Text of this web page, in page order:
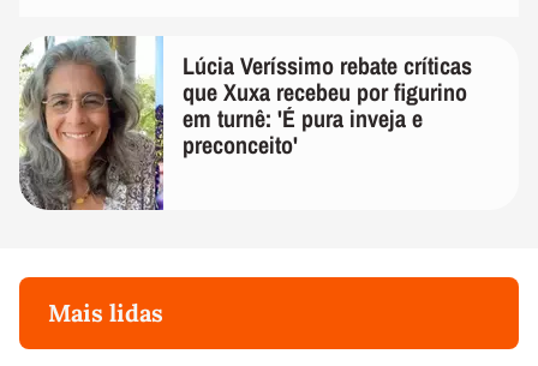
Lúcia Veríssimo rebate críticas
que Xuxa recebeu por figurino
em turnê: 'É pura inveja e
preconceito'
Mais lidas